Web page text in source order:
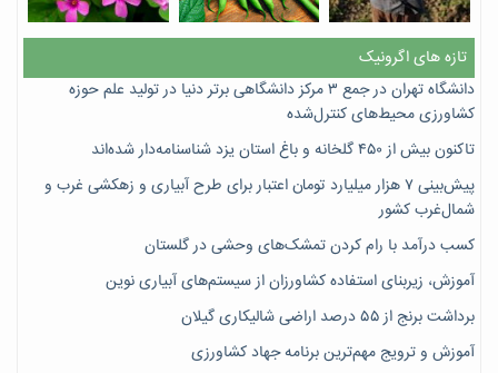
تازه های اگرونیک
دانشگاه تهران در جمع ۳ مرکز دانشگاهی برتر دنیا در تولید علم حوزه
کشاورزی محیط‌های کنترل‌شده
تاکنون بیش از ۴۵۰ گلخانه و باغ استان یزد شناسنامه‌دار شده‌اند
پیش‌بینی ۷‌ هزار میلیارد تومان اعتبار برای طرح آبیاری و زهکشی غرب و
شمال‌غرب کشور
کسب درآمد با رام کردن تمشک‌های وحشی در گلستان
آموزش، زیربنای استفاده کشاورزان از سیستم‌های آبیاری نوین
برداشت برنج از ۵۵ درصد اراضی شالیکاری گیلان
آموزش و ترویج مهم‌ترین برنامه جهاد کشاورزی